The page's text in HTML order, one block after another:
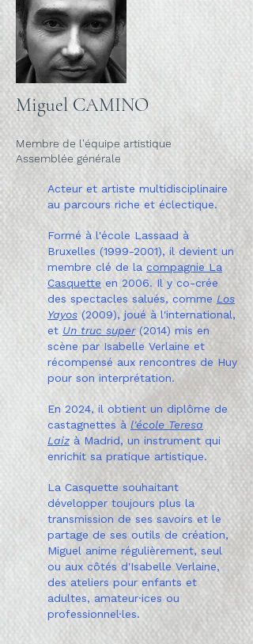
Miguel CAMINO
Membre de l'équipe artistique
Assemblée générale
Acteur et artiste multidisciplinaire
au parcours riche et éclectique.
Formé à l'école Lassaad à
Bruxelles (1999-2001), il devient un
membre clé de la compagnie La
Casquette en 2006. Il y co-crée
des spectacles salués, comme Los
Yayos (2009), joué à l'international,
et Un truc super(2014) mis en
scène par Isabelle Verlaine et
récompensé aux rencontres de Huy
pour son interprétation.
En 2024, il obtient un diplôme de
castagnettes à l'école Teresa
Laiz à Madrid, un instrument qui
enrichit sa pratique artistique.
La Casquette souhaitant
développer toujours plus la
transmission de ses savoirs et le
partage de ses outils de création,
Miguel anime régulièrement, seul
ou aux côtés d'Isabelle Verlaine,
des ateliers pour enfants et
adultes, amateur·ices ou
professionnel·les.